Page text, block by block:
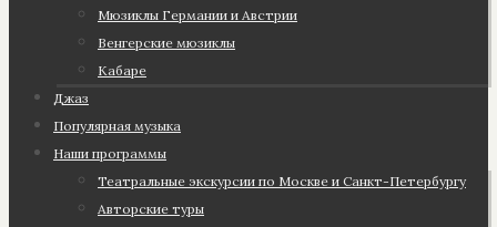
Мюзиклы Германии и Австрии
Венгерские мюзиклы
Кабаре
Джаз
Популярная музыка
Наши программы
Театральные экскурсии по Москве и Санкт-Петербургу
Авторские туры